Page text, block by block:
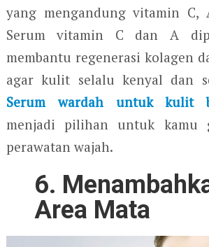
yang mengandung vitamin C,
Serum vitamin C dan A
membantu regenerasi kolagen
agar kulit selalu kenyal dan
Serum wardah untuk kulit
menjadi pilihan untuk kamu
perawatan wajah.
6.
Area Mata